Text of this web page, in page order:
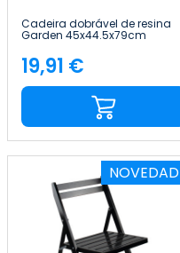
Cadeira dobrável de resina
Garden 45x44.5x79cm
Preço
19,91 €
NOVEDAD